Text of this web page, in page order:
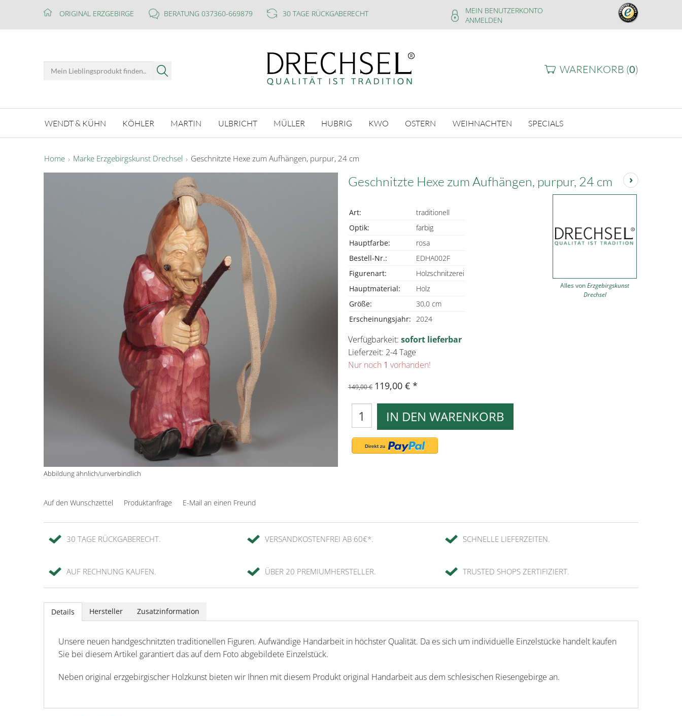
ORIGINAL ERZGEBIRGE BERATUNG 037360-669879 30 TAGE RÜCKGABERECHT
MEIN BENUTZERKONTO
ANMELDEN
WARENKORB (0)
WENDT & KÜHN KÖHLER MARTIN ULBRICHT MÜLLER HUBRIG KWO OSTERN WEIHNACHTEN SPECIALS
Home Marke Erzgebirgskunst Drechsel Geschnitzte Hexe zum Aufhängen, purpur, 24 cm
Abbildung ähnlich/unverbindlich
›
Geschnitzte Hexe zum Aufhängen, purpur, 24 cm
Art:
traditionell
Optik:
farbig
Hauptfarbe:
rosa
Bestell-Nr.:
EDHA002F
Figurenart:
Holzschnitzerei
Hauptmaterial:
Holz
Größe:
30,0 cm
Erscheinungsjahr: 2024
Alles vonErzgebirgskunst
Drechsel
Verfügbarkeit: sofort lieferbar
Lieferzeit: 2-4 Tage
Nur noch 1 vorhanden!
149,00 € 119,00 €
IN DEN WARENKORB
Auf den Wunschzettel Produktanfrage E-Mail an einen Freund
30 TAGE RÜCKGABERECHT. VERSANDKOSTENFREI AB 60€*. SCHNELLE LIEFERZEITEN.
AUF RECHNUNG KAUFEN. ÜBER 20 PREMIUMHERSTELLER. TRUSTED SHOPS ZERTIFIZIERT.
Details Hersteller Zusatzinformation
Unsere neuen handgeschnitzten traditionellen Figuren. Aufwändige Handarbeit in höchster Qualität. Da es sich um individuelle Einzelstücke handelt kaufen
Sie bei diesem Artikel garantiert das auf dem Foto abgebildete Einzelstück.
Neben original erzgebirgischer Holzkunst bieten wir Ihnen mit diesem Produkt original Handarbeit aus dem schlesischen Riesengebirge an.